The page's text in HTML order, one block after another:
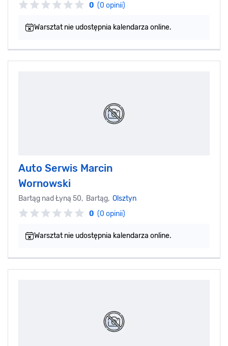
0 (0 opinii)
Warsztat nie udostępnia kalendarza online.
Auto Serwis Marcin
Wornowski
Bartąg nad Łyną 50, Bartąg, Olsztyn
0 (0 opinii)
Warsztat nie udostępnia kalendarza online.